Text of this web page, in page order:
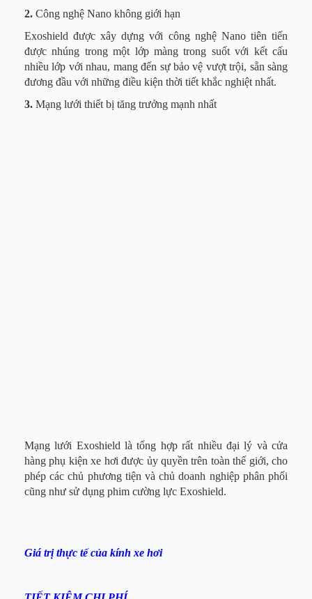
2. Công nghệ Nano không giới hạn
Exoshield được xây dựng với công nghệ Nano tiên tiến
được nhúng trong một lớp màng trong suốt với kết cấu
nhiều lớp với nhau, mang đến sự bảo vệ vượt trội, sẵn sàng
đương đầu với những điều kiện thời tiết khắc nghiệt nhất.
3. Mạng lưới thiết bị tăng trưởng mạnh nhất
Mạng lưới Exoshield là tổng hợp rất nhiều đại lý và cửa
hàng phụ kiện xe hơi được ủy quyền trên toàn thế giới, cho
phép các chủ phương tiện và chủ doanh nghiệp phân phối
cũng như sử dụng phim cường lực Exoshield.
Giá trị thực tế của kính xe hơi